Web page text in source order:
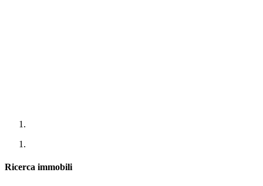
Ricerca immobili